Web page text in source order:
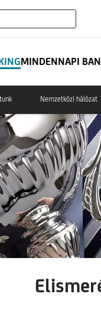
MINDENNAPI
Nemzetközi hálózat